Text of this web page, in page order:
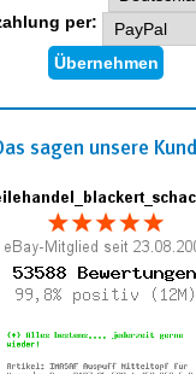
per:
sagen unsere